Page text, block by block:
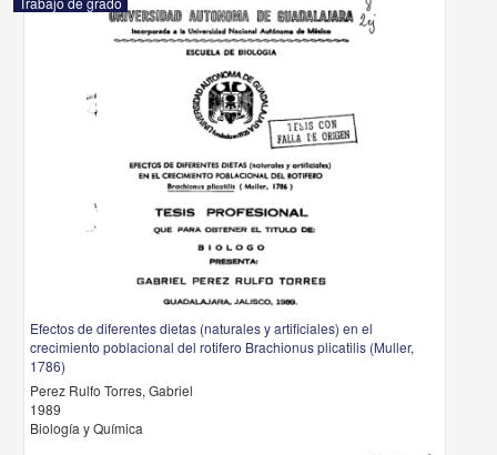
Efectos de diferentes dietas (naturales y artificiales) en el
crecimiento poblacional del rotifero Brachionus plicatilis (Muller,
1786)
Perez Rulfo Torres, Gabriel
1989
Biología y Química